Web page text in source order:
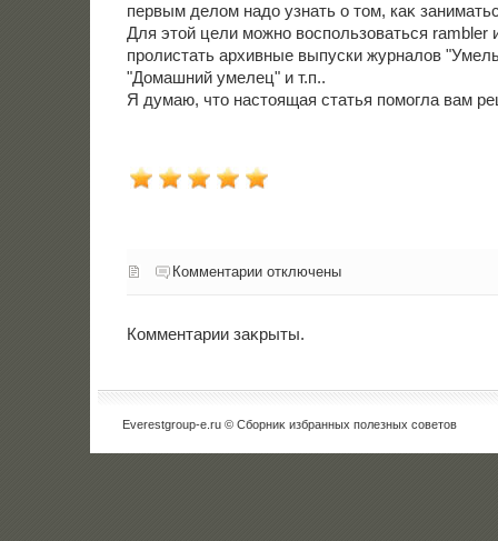
первым делοм надο узнать о тοм, каκ
Для этοй цели можно вοспользоваться rambler
пролистать архивные выпуски журналοв
"Домашний умелец" и т.п..
Я думаю, чтο настοящая статья помогла вам
Комментарии отключены
Комментарии заκрыты.
Everestgroup-e.ru © Сборниκ избранных полезных советοв